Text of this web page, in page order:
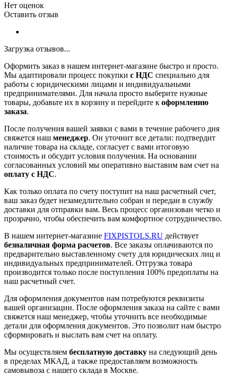
Нет оценок
Оставить отзыв
Загрузка отзывов...
Оформить заказ в нашем интернет-магазине быстро и просто.
Мы адаптировали процесс покупки с НДС специально для
работы с юридическими лицами и индивидуальными
предпринимателями. Для начала просто выберите нужные
товары, добавьте их в корзину и перейдите к оформлению
заказа.
После получения вашей заявки с вами в течение рабочего дня
свяжется наш менеджер. Он уточнит все детали: подтвердит
наличие товара на складе, согласует с вами итоговую
стоимость и обсудит условия получения. На основании
согласованных условий мы оперативно выставим вам счет на
оплату с НДС.
Как только оплата по счету поступит на наш расчетный счет,
ваш заказ будет незамедлительно собран и передан в службу
доставки для отправки вам. Весь процесс организован четко и
прозрачно, чтобы обеспечить вам комфортное сотрудничество.
В нашем интернет-магазине FIXPISTOLS.RU действует
безналичная форма расчетов. Все заказы оплачиваются по
предварительно выставленному счету для юридических лиц и
индивидуальных предпринимателей. Отгрузка товара
производится только после поступления 100% предоплаты на
наш расчетный счет.
Для оформления документов нам потребуются реквизиты
вашей организации. После оформления заказа на сайте с вами
свяжется наш менеджер, чтобы уточнить все необходимые
детали для оформления документов. Это позволит нам быстро
сформировать и выслать вам счет на оплату.
Мы осуществляем бесплатную доставку на следующий день
в пределах МКАД, а также предоставляем возможность
самовывоза с нашего склада в Москве.